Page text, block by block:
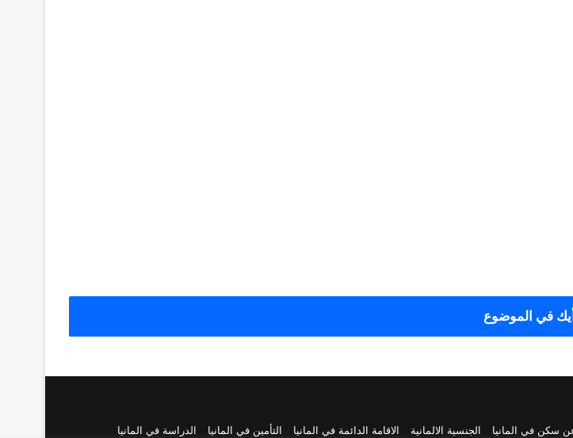
في الموضوع
سكن في المانيا الجنسية الالمانية الاقامة الدائمة في المانيا التأمين في المانيا الدراسة في المانيا